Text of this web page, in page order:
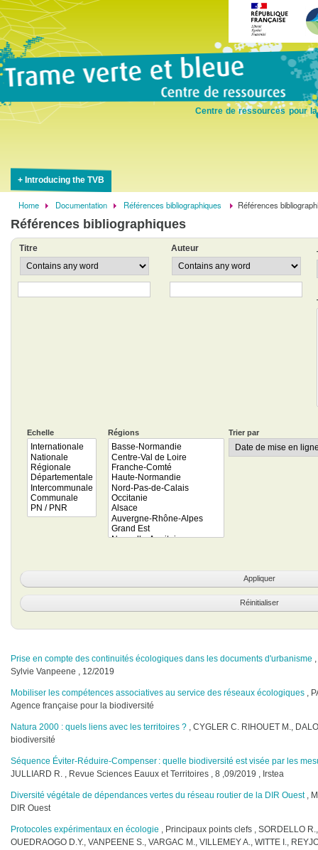
Centre de ressources pour
Introducing the TVB
Breadcrumb
Home Documentation Références bibliographiques Références
Références bibliographiques
Titre
Operator
Auteur
Operator
Echelle Régions Trier par
Prise en compte des continuités écologiques dans les documents d'urbanisme
Sylvie Vanpeene , 12/2019
Mobiliser les compétences associatives au service des réseaux écologiques ,
Agence française pour la biodiversité
Natura 2000 : quels liens avec les territoires ? , CYGLER C. RIHOUET M.,
biodiversité
Séquence Éviter-Réduire-Compenser : quelle biodiversité est visée par les
JULLIARD R. , Revue Sciences Eauux et Territoires , 8 ,09/2019 , Irstea
Diversité végétale de dépendances vertes du réseau routier de la DIR Ouest,
DIR Ouest
Protocoles expérimentaux en écologie , Principaux points clefs , SORDELLO
OUEDRAOGO D.Y., VANPEENE S., VARGAC M., VILLEMEY A., WITTE I.,